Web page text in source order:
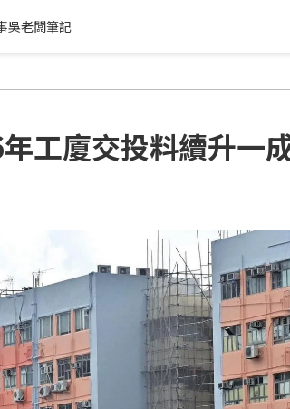
吳老闆筆記
工廈交投料續升一